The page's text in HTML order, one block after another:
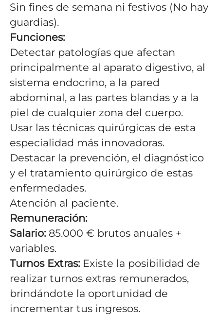
Sin fines de semana ni festivos (No hay
guardias).
Funciones:
Detectar patologías que afectan
principalmente al aparato digestivo, al
sistema endocrino, a la pared
abdominal, a las partes blandas y a la
piel de cualquier zona del cuerpo.
Usar las técnicas quirúrgicas de esta
especialidad más innovadoras.
Destacar la prevención, el diagnóstico
y el tratamiento quirúrgico de estas
enfermedades.
Atención al paciente.
Remuneración:
Salario:85.000 € brutos anuales +
variables.
Turnos Extras:Existe la posibilidad de
realizar turnos extras remunerados,
brindándote la oportunidad de
incrementar tus ingresos.